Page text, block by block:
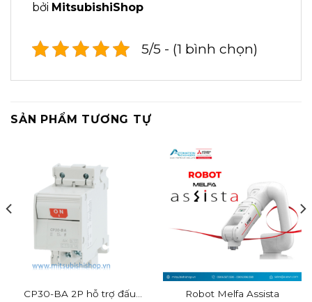
bởi MitsubishiShop
5/5 - (1 bình chọn)
SẢN PHẨM TƯƠNG TỰ
CP30-BA 2P hỗ trợ đấu
Robot Melfa Assista